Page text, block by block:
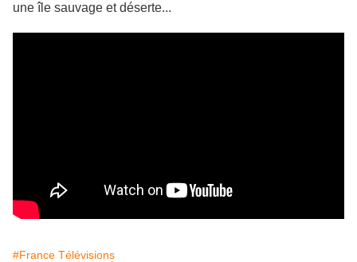
une île sauvage et déserte...
#France Télévisions